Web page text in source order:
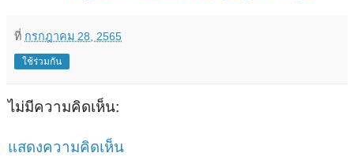
ที่ กรกฎาคม 28, 2565
ใช้ร่วมกัน
ไม่มีความคิดเห็น:
แสดงความคิดเห็น